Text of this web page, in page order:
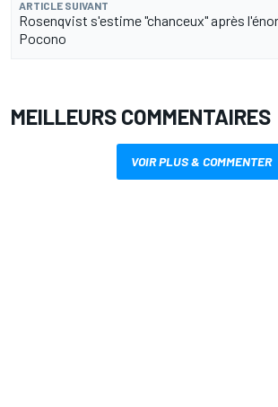
ARTICLE SUIVANT
Rosenqvist s'estime "chanceux" après
Pocono
MEILLEURS COMMENTAIRES
VOIR PLUS & COMMENTER